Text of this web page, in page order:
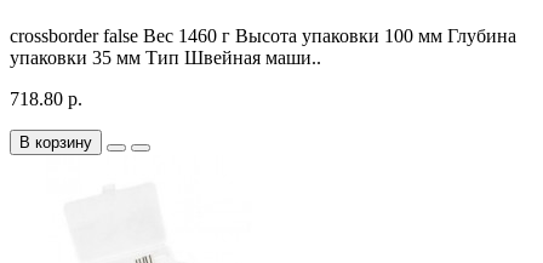
crossborder false Вес 1460 г Высота упаковки 100 мм Глубина
упаковки 35 мм Тип Швейная маши..
718.80 р.
В корзину